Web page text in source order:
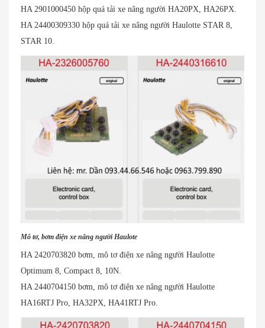
HA 2901000450 hộp quá tải xe nâng người HA20PX, HA26PX.
HA 24400309330 hộp quá tải xe nâng người Haulotte STAR 8,
STAR 10.
Mô tơ, bơm điện xe nâng người Haulote
HA 2420703820 bơm, mô tơ điện xe nâng người Haulotte
Optimum 8, Compact 8, 10N.
HA 2440704150 bơm, mô tơ điện xe nâng người Haulotte
HA16RTJ Pro, HA32PX, HA41RTJ Pro.